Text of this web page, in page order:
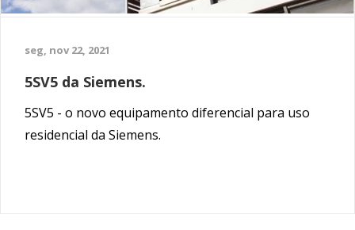
seg, nov 22, 2021
5SV5 da Siemens.
5SV5 - o novo equipamento diferencial para uso
residencial da Siemens.